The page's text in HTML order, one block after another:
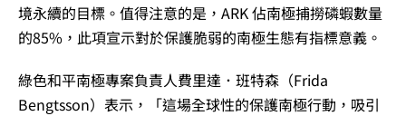
境永續的目標。值得注意的是，ARK 佔南極捕撈磷蝦數量
的85%，此項宣示對於保護脆弱的南極生態有指標意義。
綠色和平南極專案負責人費里達．班特森（Frida
Bengtsson）表示，「這場全球性的保護南極行動，吸引